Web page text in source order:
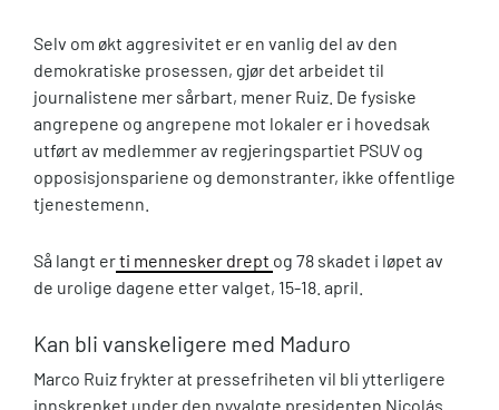
Selv om økt aggresivitet er en vanlig del av den
demokratiske prosessen, gjør det arbeidet til
journalistene mer sårbart, mener Ruiz. De fysiske
angrepene og angrepene mot lokaler er i hovedsak
utført av medlemmer av regjeringspartiet PSUV og
opposisjonspariene og demonstranter, ikke offentlige
tjenestemenn.
Så langt erti mennesker drept og 78 skadet i løpet av
de urolige dagene etter valget, 15-18. april.
Kan bli vanskeligere med Maduro
Marco Ruiz frykter at pressefriheten vil bli ytterligere
innskrenket under den nyvalgte presidenten Nicolás